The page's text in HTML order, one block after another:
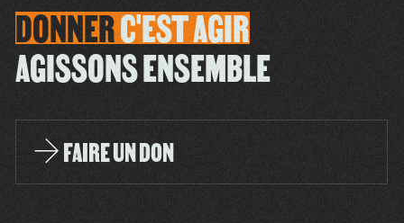
DONNERC'ESTAGIR
AGISSONS ENSEMBLE
FAIRE UN DON